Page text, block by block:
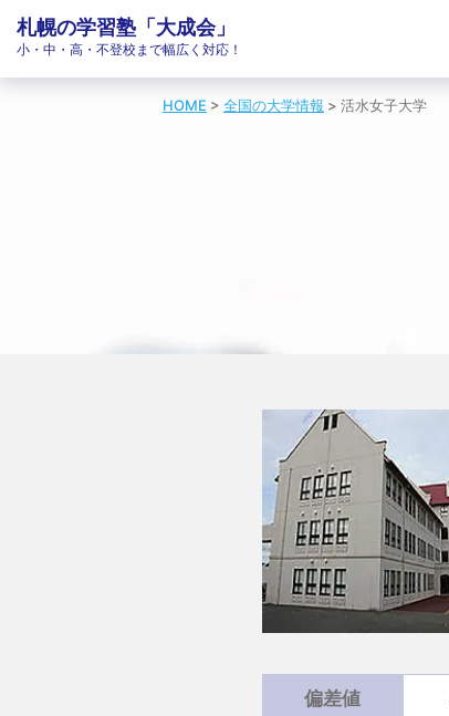
札幌の学習塾「大成会」
小・中・高・不登校まで幅広く対応！
HOME > 全国の大学情報 > 活水女子大学
偏差値